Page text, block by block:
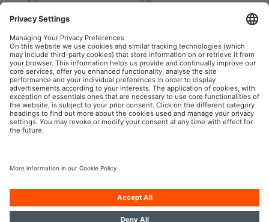
GPRS_Instructions sur les
symboles de sécurité
Operating instructions
LEDIL434ESN LEDinspect
OSRAM automobile sur le web social